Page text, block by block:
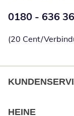
0180 - 636
(20 Cent/
HEINE